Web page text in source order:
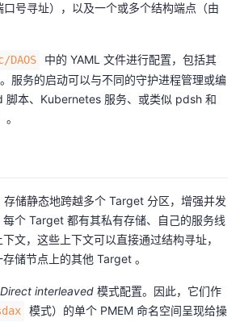
口号寻址），以及一个或多个结构端点（由
DAOS
中的 YAML 文件进行配置，包括其
服务的启动可以与不同的守护进程管理或编
脚本、Kubernetes 服务、或类似 pdsh 和
储静态地跨越多个 Target 分区，增强并发
个 Target 都有其私有存储、自己的服务线
文，这些上下文可以直接通过结构寻址，
储节点上的其他 Target 。
interleaved 模式配置。因此，它们作
模式）的单个 PMEM 命名空间呈现给操